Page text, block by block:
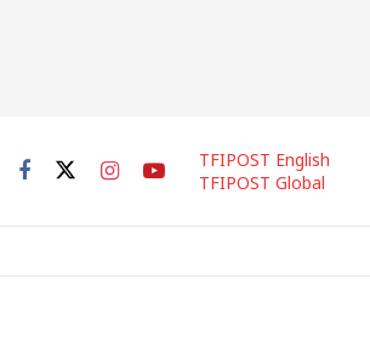
TFIPOST English
TFIPOST Global